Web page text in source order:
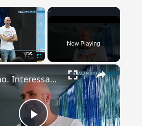
×
Now Playing
×
Adrano. Interessante incontro al liceo “Verga” con il prof. Fabio Gamberini. Studenti del Linguistic